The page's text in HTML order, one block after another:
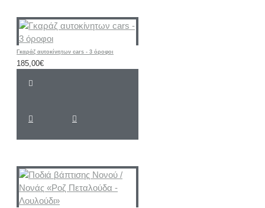
Γκαράζ αυτοκίνητων cars - 3 όροφοι
185,00€